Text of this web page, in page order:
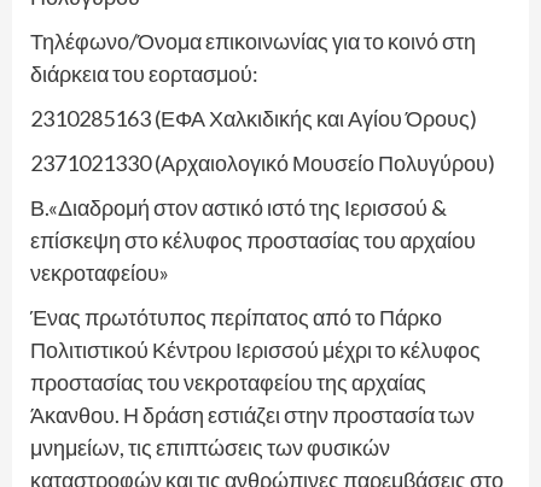
Τηλέφωνο/Όνομα επικοινωνίας για το κοινό στη
διάρκεια του εορτασμού:
2310285163 (ΕΦΑ Χαλκιδικής και Αγίου Όρους)
2371021330 (Αρχαιολογικό Μουσείο Πολυγύρου)
Β.«Διαδρομή στον αστικό ιστό της Ιερισσού &
επίσκεψη στο κέλυφος προστασίας του αρχαίου
νεκροταφείου»
Ένας πρωτότυπος περίπατος από το Πάρκο
Πολιτιστικού Κέντρου Ιερισσού μέχρι το κέλυφος
προστασίας του νεκροταφείου της αρχαίας
Άκανθου. Η δράση εστιάζει στην προστασία των
μνημείων, τις επιπτώσεις των φυσικών
καταστροφών και τις ανθρώπινες παρεμβάσεις στο